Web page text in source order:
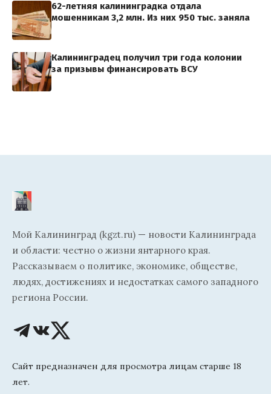
62-летняя калининградка отдала
мошенникам 3,2 млн. Из них 950 тыс. заняла
Калининградец получил три года колонии
за призывы финансировать ВСУ
Мой Калининград (kgzt.ru) — новости Калининграда
и области: честно о жизни янтарного края.
Рассказываем о политике, экономике, обществе,
людях, достижениях и недостатках самого западного
региона России.
Сайт предназначен для просмотра лицам старше 18
лет.